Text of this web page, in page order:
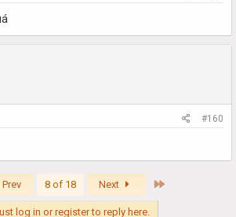
#160
Prev 8 of 18 Next
log in or register to reply here.